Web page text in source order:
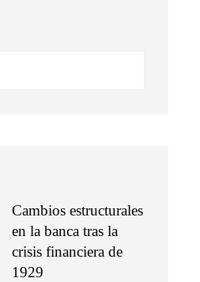
Cambios estructurales
en la banca tras la
crisis financiera de
1929